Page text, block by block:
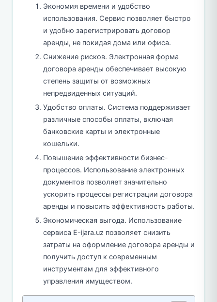
Экономия времени и удобство
использования. Сервис позволяет быстро
и удобно зарегистрировать договор
аренды, не покидая дома или офиса.
Снижение рисков. Электронная форма
договора аренды обеспечивает высокую
степень защиты от возможных
непредвиденных ситуаций.
Удобство оплаты. Система поддерживает
различные способы оплаты, включая
банковские карты и электронные
кошельки.
Повышение эффективности бизнес-
процессов. Использование электронных
документов позволяет значительно
ускорить процессы регистрации договора
аренды и повысить эффективность работы.
Экономическая выгода. Использование
сервиса E-ijara.uz позволяет снизить
затраты на оформление договора аренды и
получить доступ к современным
инструментам для эффективного
управления имуществом.